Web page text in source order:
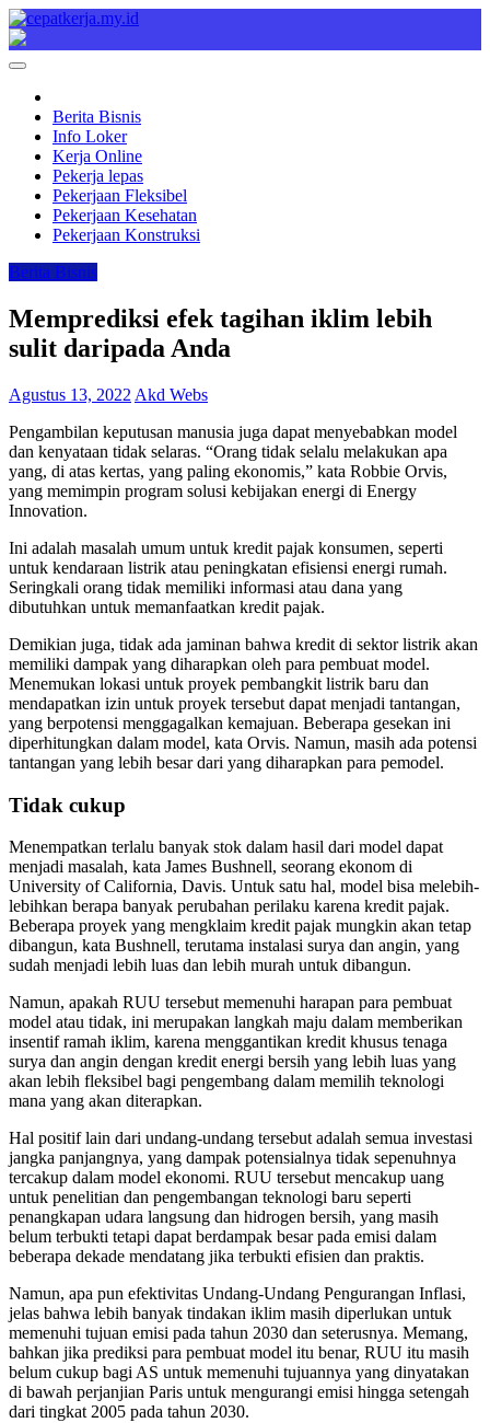
Skip
to
content
Cepat Kerja
Berita Bisnis
Berita Bisnis
Info Loker
Kerja Online
Pekerja lepas
Pekerjaan Fleksibel
Pekerjaan Kesehatan
Pekerjaan Konstruksi
Berita Bisnis
Memprediksi efek tagihan iklim lebih
sulit daripada Anda
Agustus 13, 2022 Akd Webs
Pengambilan keputusan manusia juga dapat menyebabkan model
dan kenyataan tidak selaras. “Orang tidak selalu melakukan apa
yang, di atas kertas, yang paling ekonomis,” kata Robbie Orvis,
yang memimpin program solusi kebijakan energi di Energy
Innovation.
Ini adalah masalah umum untuk kredit pajak konsumen, seperti
untuk kendaraan listrik atau peningkatan efisiensi energi rumah.
Seringkali orang tidak memiliki informasi atau dana yang
dibutuhkan untuk memanfaatkan kredit pajak.
Demikian juga, tidak ada jaminan bahwa kredit di sektor listrik akan
memiliki dampak yang diharapkan oleh para pembuat model.
Menemukan lokasi untuk proyek pembangkit listrik baru dan
mendapatkan izin untuk proyek tersebut dapat menjadi tantangan,
yang berpotensi menggagalkan kemajuan. Beberapa gesekan ini
diperhitungkan dalam model, kata Orvis. Namun, masih ada potensi
tantangan yang lebih besar dari yang diharapkan para pemodel.
Tidak cukup
Menempatkan terlalu banyak stok dalam hasil dari model dapat
menjadi masalah, kata James Bushnell, seorang ekonom di
University of California, Davis. Untuk satu hal, model bisa melebih-
lebihkan berapa banyak perubahan perilaku karena kredit pajak.
Beberapa proyek yang mengklaim kredit pajak mungkin akan tetap
dibangun, kata Bushnell, terutama instalasi surya dan angin, yang
sudah menjadi lebih luas dan lebih murah untuk dibangun.
Namun, apakah RUU tersebut memenuhi harapan para pembuat
model atau tidak, ini merupakan langkah maju dalam memberikan
insentif ramah iklim, karena menggantikan kredit khusus tenaga
surya dan angin dengan kredit energi bersih yang lebih luas yang
akan lebih fleksibel bagi pengembang dalam memilih teknologi
mana yang akan diterapkan.
Hal positif lain dari undang-undang tersebut adalah semua investasi
jangka panjangnya, yang dampak potensialnya tidak sepenuhnya
tercakup dalam model ekonomi. RUU tersebut mencakup uang
untuk penelitian dan pengembangan teknologi baru seperti
penangkapan udara langsung dan hidrogen bersih, yang masih
belum terbukti tetapi dapat berdampak besar pada emisi dalam
beberapa dekade mendatang jika terbukti efisien dan praktis.
Namun, apa pun efektivitas Undang-Undang Pengurangan Inflasi,
jelas bahwa lebih banyak tindakan iklim masih diperlukan untuk
memenuhi tujuan emisi pada tahun 2030 dan seterusnya. Memang,
bahkan jika prediksi para pembuat model itu benar, RUU itu masih
belum cukup bagi AS untuk memenuhi tujuannya yang dinyatakan
di bawah perjanjian Paris untuk mengurangi emisi hingga setengah
dari tingkat 2005 pada tahun 2030.